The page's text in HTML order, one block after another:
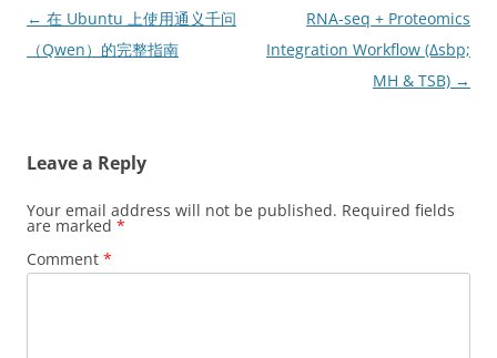
Post
navigation
← 在 Ubuntu 上使用通义千问
（Qwen）的完整指南
RNA-seq + Proteomics
Integration Workflow (Δsbp;
MH & TSB) →
Leave a Reply
Your email address will not be published. Required fields
are marked *
Comment *